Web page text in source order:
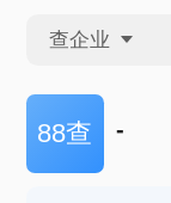
查企业
查企业
88查 -